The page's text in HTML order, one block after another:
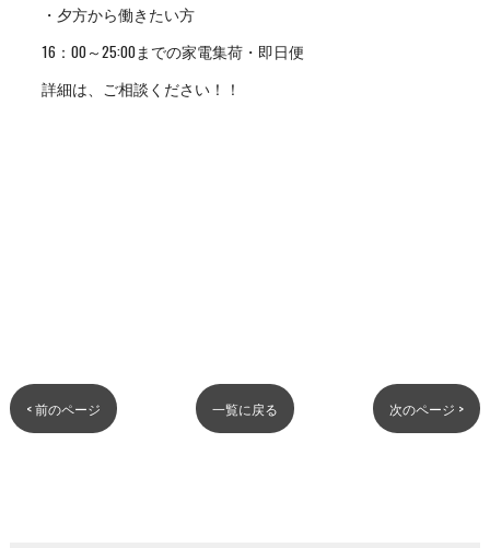
・夕方から働きたい方
16：00～25:00までの家電集荷・即日便
詳細は、ご相談ください！！
< 前のページ 一覧に戻る 次のページ >